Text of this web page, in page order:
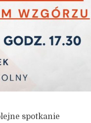
spotkanie